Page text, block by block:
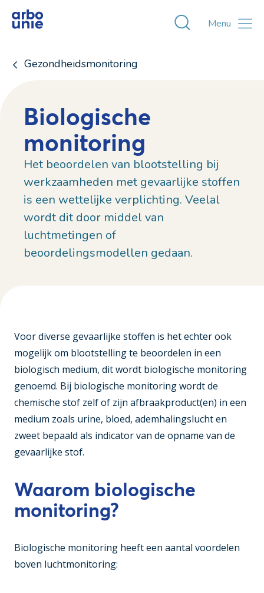
Toggle
Menu
Gezondheidsmonitoring
Biologische
monitoring
Het beoordelen van blootstelling bij
werkzaamheden met gevaarlijke stoffen
is een wettelijke verplichting. Veelal
wordt dit door middel van
luchtmetingen of
beoordelingsmodellen gedaan.
Voor diverse gevaarlijke stoffen is het echter ook
mogelijk om blootstelling te beoordelen in een
biologisch medium, dit wordt biologische monitoring
genoemd. Bij biologische monitoring wordt de
chemische stof zelf of zijn afbraakproduct(en) in een
medium zoals urine, bloed, ademhalingslucht en
zweet bepaald als indicator van de opname van de
gevaarlijke stof.
Waarom biologische
monitoring?
Biologische monitoring heeft een aantal voordelen
boven luchtmonitoring: